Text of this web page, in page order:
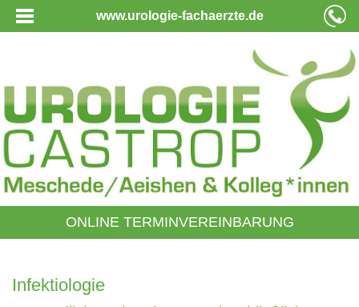
www.urologie-fachaerzte.de
ONLINE TERMINVEREINBARUNG
Infektiologie